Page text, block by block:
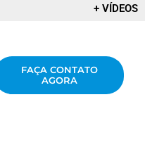
+ VÍDEOS
FAÇA CONTATO
AGORA